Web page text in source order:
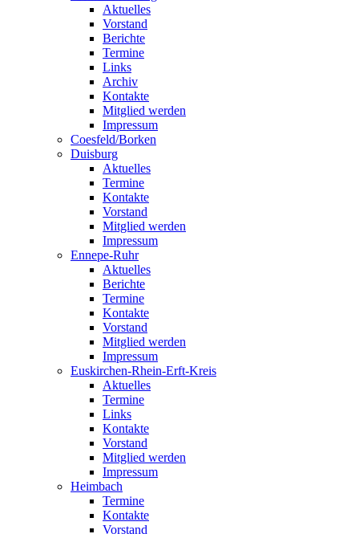
Aktuelles
Vorstand
Berichte
Termine
Links
Archiv
Kontakte
Mitglied werden
Impressum
Coesfeld/Borken
Duisburg
Aktuelles
Termine
Kontakte
Vorstand
Mitglied werden
Impressum
Ennepe-Ruhr
Aktuelles
Berichte
Termine
Kontakte
Vorstand
Mitglied werden
Impressum
Euskirchen-Rhein-Erft-Kreis
Aktuelles
Termine
Links
Kontakte
Vorstand
Mitglied werden
Impressum
Heimbach
Termine
Kontakte
Vorstand